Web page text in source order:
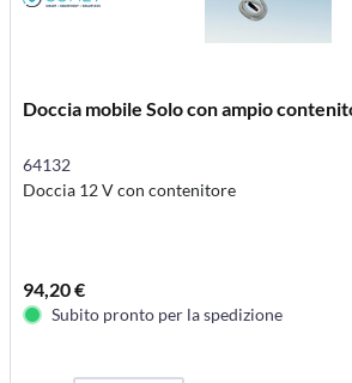
Doccia mobile Solo con ampio
64132
Doccia 12 V con contenitore
94,20 €
Subito pronto per la spedizione